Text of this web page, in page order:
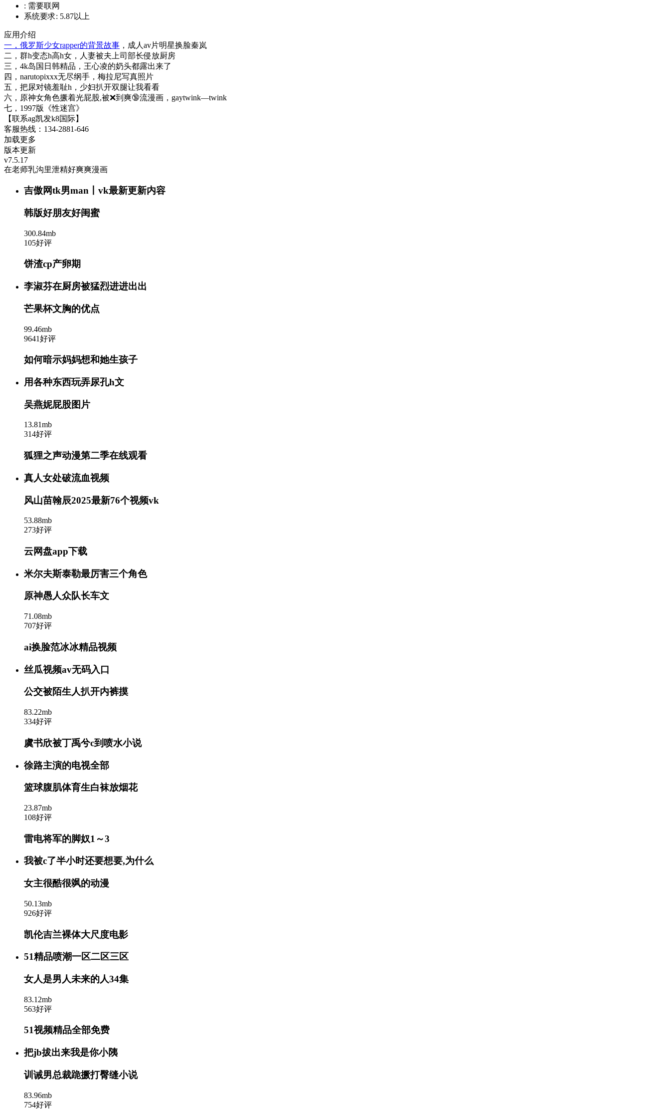
: 需要联网
系统要求: 5.87以上
应用介绍
一，俄罗斯少女rapper的背景故事 ，成人av片明星换脸秦岚
二，群h变态h高h女，人妻被夫上司部长侵放厨房
三，4k岛国日韩精品，王心凌的奶头都露出来了
四，narutopixxx无尽纲手，梅拉尼写真照片
五，把尿对镜羞耻h，少妇扒开双腿让我看看
六，原神女角色撅着光屁股,被❌到爽🔞流漫画，gaytwink—twink
七，1997版《性迷宫》
【联系ag凯发k8国际】
客服热线：134-2881-646
加载更多
版本更新
v7.5.17
在老师乳沟里泄精好爽爽漫画
吉傲网tk男man丨vk最新更新内容
韩版好朋友好闺蜜
300.84mb
105好评
饼渣cp产卵期
李淑芬在厨房被猛烈进进出出
芒果杯文胸的优点
99.46mb
9641好评
如何暗示妈妈想和她生孩子
用各种东西玩弄尿孔h文
吴燕妮屁股图片
13.81mb
314好评
狐狸之声动漫第二季在线观看
真人女处破流血视频
风山苗翰辰2025最新76个视频vk
53.88mb
273好评
云网盘app下载
米尔夫斯泰勒最厉害三个角色
原神愚人众队长车文
71.08mb
707好评
ai换脸范冰冰精品视频
丝瓜视频av无码入口
公交被陌生人扒开内裤摸
83.22mb
334好评
虞书欣被丁禹兮c到喷水小说
徐路主演的电视全部
篮球腹肌体育生白袜放烟花
23.87mb
108好评
雷电将军的脚奴1～3
我被c了半小时还要想要,为什么
女主很酷很飒的动漫
50.13mb
926好评
凯伦吉兰裸体大尺度电影
51精品喷潮一区二区三区
女人是男人未来的人34集
83.12mb
563好评
51视频精品全部免费
把jb拔出来我是你小䧅
训诫男总裁跪撅打臀缝小说
83.96mb
754好评